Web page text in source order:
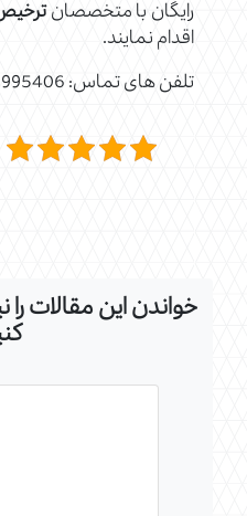
رایگان با متخصصان
اقدام نمایند.
تلفن های تماس: 09121995406 – 02128111034
خواندن این مقالات